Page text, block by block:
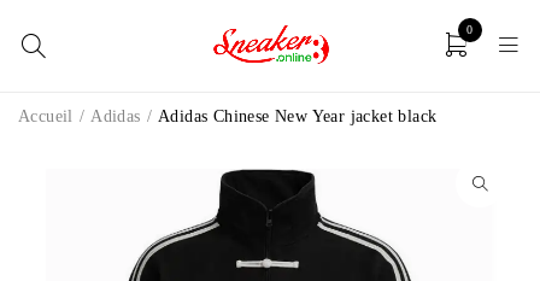
0
Accueil / Adidas / Adidas Chinese New Year jacket black